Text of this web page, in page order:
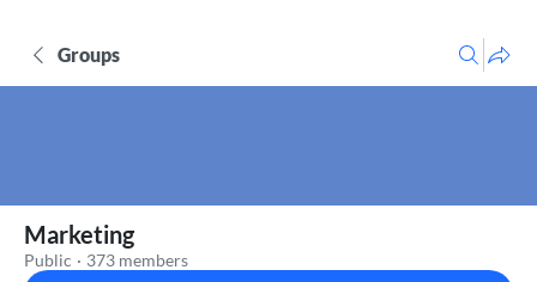
Groups
Marketing
Public · 373 members